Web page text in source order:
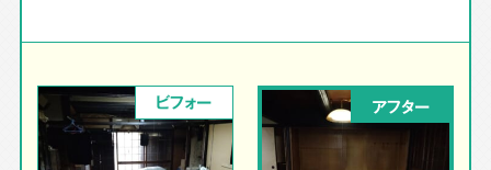
ビフォー アフター